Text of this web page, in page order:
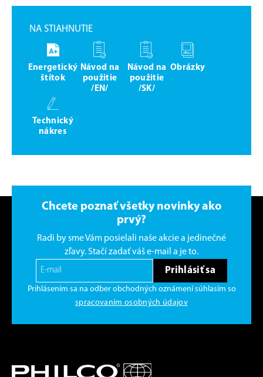
NA STIAHNUTIE
Energetický
štítok
Návod na
použitie
/EN/
Návod na
použitie
/SK/
Obrázky
Technický
nákres
Chcete poznať všetky novinky ako
prvý?
Radi by sme Vám posielali naše akcie a jedinečné
zľavy. Stačí zadať váš e-mail a je to.
Prihlásiť sa
Prihlásením sa na odber obchodných oznámení súhlasím so
spracovaním osobných údajov